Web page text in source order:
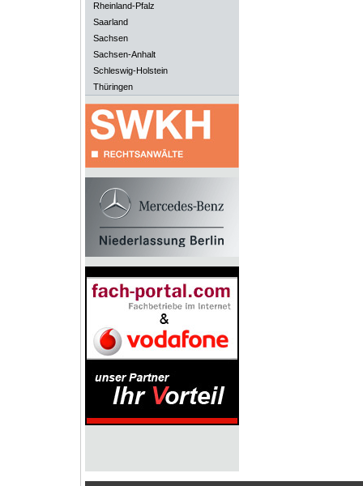
Rheinland-Pfalz
Saarland
Sachsen
Sachsen-Anhalt
Schleswig-Holstein
Thüringen